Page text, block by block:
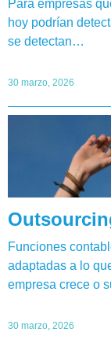
Para empresas
hoy podrían
se detectan…
30 marzo, 2026
Funciones
adaptadas a lo
empresa crece o
30 marzo, 2026